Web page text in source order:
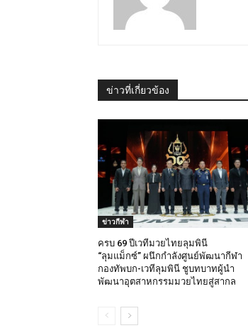
ข่าวที่เกี่ยวข้อง
ข่าวกีฬา
ครบ 69 ปีเวทีมวยไทยลุมพินี
“ลุมแม็กซ์” ผนึกกำลังศูนย์พัฒนากีฬา
กองทัพบก-เวทีลุมพินี ชูบทบาทผู้นำ
พัฒนาอุตสาหกรรมมวยไทยสู่สากล